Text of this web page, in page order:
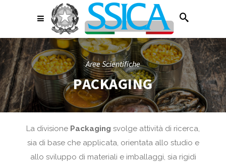
Aree Scientifiche
PACKAGING
La divisione Packaging svolge attività di ricerca,
sia di base che applicata, orientata allo studio e
allo sviluppo di materiali e imballaggi, sia rigidi